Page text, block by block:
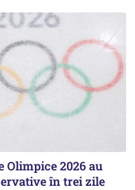
2026 au
în trei zile